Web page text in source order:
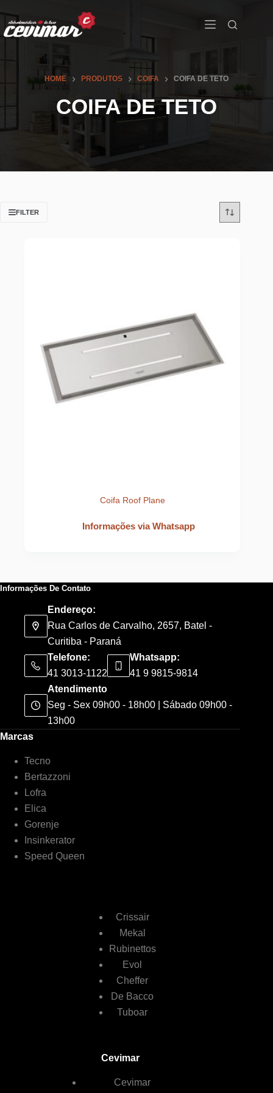
HOME PRODUTOS COIFA COIFA DE TETO
COIFA DE TETO
FILTER
Coifa Roof Plane
Informações via Whatsapp
Informações De Contato
Endereço:
Rua Carlos de Carvalho, 2657, Batel -
Curitiba - Paraná
Telefone:
41 3013-1122
Whatsapp:
41 9 9815-9814
Atendimento
Seg - Sex 09h00 - 18h00 | Sábado 09h00 -
13h00
Marcas
Tecno
Bertazzoni
Lofra
Elica
Gorenje
Insinkerator
Speed Queen
Crissair
Mekal
Rubinettos
Evol
Cheffer
De Bacco
Tuboar
Cevimar
Cevimar